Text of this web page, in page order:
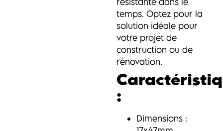
temps. Optez pour la
solution idéale pour
votre projet de
construction ou de
rénovation.
:
Dimensions :